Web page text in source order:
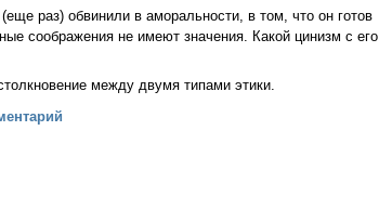
раз) обвинили в аморальности, в том, что он готов
соображения не имеют значения. Какой цинизм с его
между двумя типами этики.
(Сергей Худиев)